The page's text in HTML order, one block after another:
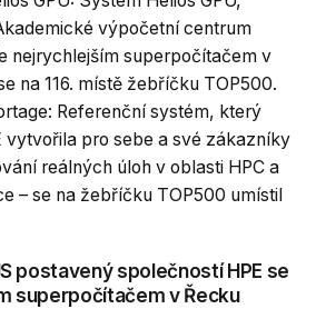
výpočetní centrum
nejrychlejším superpočítačem v
na 116. místě žebříčku TOP500.
Referenční systém, který
vytvořila pro sebe a své zákazníky
reálných úloh v oblasti HPC a
– se na žebříčku TOP500 umístil
postavený společností HPE se
superpočítačem v Řecku